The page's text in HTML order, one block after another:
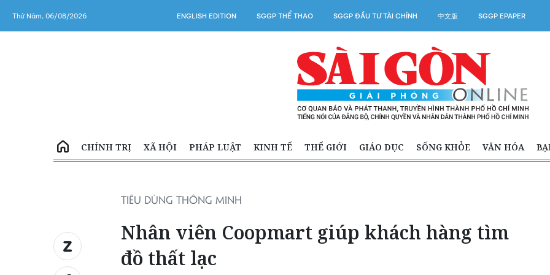
Thứ Năm, 06/08/2026 ENGLISH EDITION SGGP THỂ THAO SGGP ĐẦU TƯ TÀI CHÍNH 中文版 SGGP EPAPER
CHÍNH TRỊ XÃ HỘI PHÁP LUẬT KINH TẾ THẾ GIỚI GIÁO DỤC SỐNG KHỎE VĂN HÓA
TIÊU DÙNG THÔNG MINH
Nhân viên Coopmart giúp khách hàng tìm
đồ thất lạc